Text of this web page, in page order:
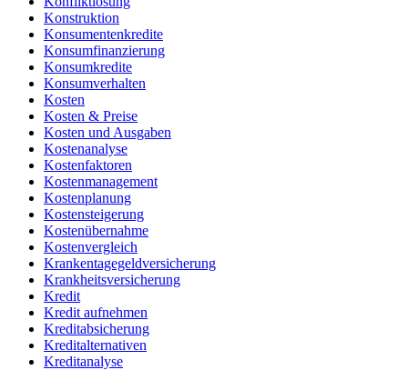
Konstruktion
Konsumentenkredite
Konsumfinanzierung
Konsumkredite
Konsumverhalten
Kosten
Kosten & Preise
Kosten und Ausgaben
Kostenanalyse
Kostenfaktoren
Kostenmanagement
Kostenplanung
Kostensteigerung
Kostenübernahme
Kostenvergleich
Krankentagegeldversicherung
Krankheitsversicherung
Kredit
Kredit aufnehmen
Kreditabsicherung
Kreditalternativen
Kreditanalyse